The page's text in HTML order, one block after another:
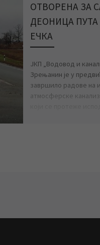
ОТВОРЕНА ЗА
ДЕОНИЦА
ЕЧКА
ЈКП „Водовод и
Зрењанин је у
завршило радове на
атмосферске